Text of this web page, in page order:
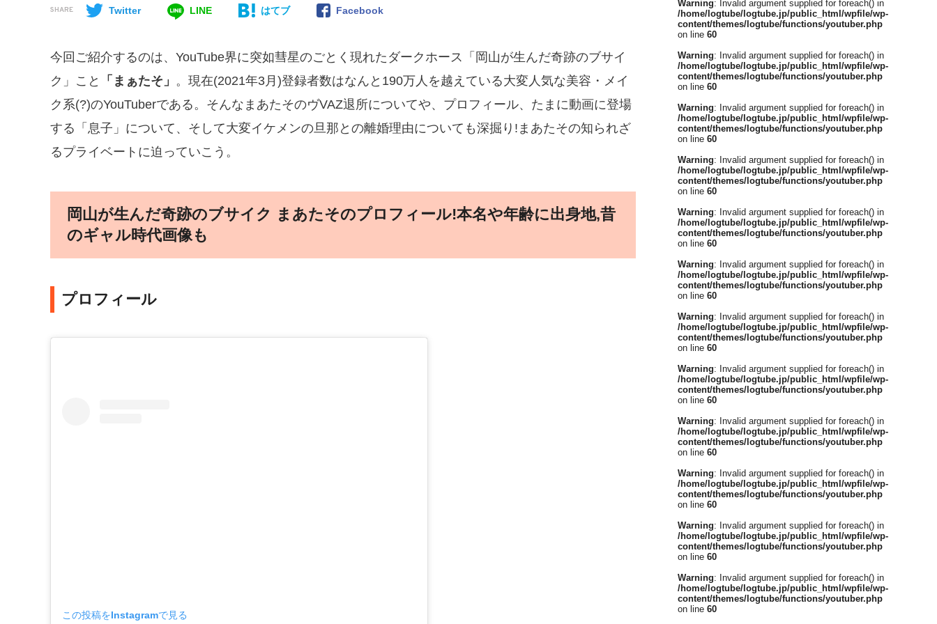
SHARE Twitter LINE はてブ Facebook
今回ご紹介するのは、YouTube界に突如彗星のごとく現れたダークホース「岡山が生んだ奇跡のブサイ
ク」こと
「まぁたそ」 。現在(2021年3月)登録者数はなんと190万人を越えている大変人気な美容・メイ
ク系(?)のYouTuberである。そんなまあたそのヴVAZ退所についてや、プロフィール、たまに動画に登場
する「息子」について、そして大変イケメンの旦那との離婚理由についても深掘り!まあたその知られざ
るプライベートに迫っていこう。
岡山が生んだ奇跡のブサイク まあたそのプロフィール!本名や年齢に出身地,昔
のギャル時代画像も
プロフィール
この投稿をInstagramで見る
Warning: Invalid argument supplied for foreach() in
/home/logtube/logtube.jp/public_html/wpfile/wp-
content/themes/logtube/functions/youtuber.php
on line 60
Warning: Invalid argument supplied for foreach() in
/home/logtube/logtube.jp/public_html/wpfile/wp-
content/themes/logtube/functions/youtuber.php
on line 60
Warning: Invalid argument supplied for foreach() in
/home/logtube/logtube.jp/public_html/wpfile/wp-
content/themes/logtube/functions/youtuber.php
on line 60
Warning: Invalid argument supplied for foreach() in
/home/logtube/logtube.jp/public_html/wpfile/wp-
content/themes/logtube/functions/youtuber.php
on line 60
Warning: Invalid argument supplied for foreach() in
/home/logtube/logtube.jp/public_html/wpfile/wp-
content/themes/logtube/functions/youtuber.php
on line 60
Warning: Invalid argument supplied for foreach() in
/home/logtube/logtube.jp/public_html/wpfile/wp-
content/themes/logtube/functions/youtuber.php
on line 60
Warning: Invalid argument supplied for foreach() in
/home/logtube/logtube.jp/public_html/wpfile/wp-
content/themes/logtube/functions/youtuber.php
on line 60
Warning: Invalid argument supplied for foreach() in
/home/logtube/logtube.jp/public_html/wpfile/wp-
content/themes/logtube/functions/youtuber.php
on line 60
Warning: Invalid argument supplied for foreach() in
/home/logtube/logtube.jp/public_html/wpfile/wp-
content/themes/logtube/functions/youtuber.php
on line 60
Warning: Invalid argument supplied for foreach() in
/home/logtube/logtube.jp/public_html/wpfile/wp-
content/themes/logtube/functions/youtuber.php
on line 60
Warning: Invalid argument supplied for foreach() in
/home/logtube/logtube.jp/public_html/wpfile/wp-
content/themes/logtube/functions/youtuber.php
on line 60
Warning: Invalid argument supplied for foreach() in
/home/logtube/logtube.jp/public_html/wpfile/wp-
content/themes/logtube/functions/youtuber.php
on line 60